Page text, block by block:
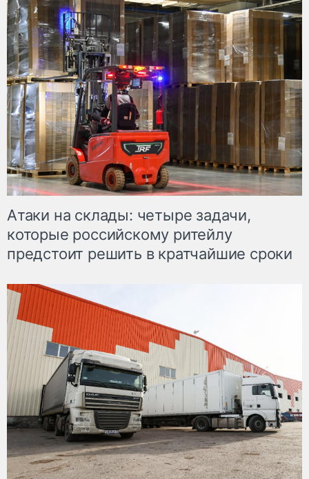
Атаки на склады: четыре задачи,
которые российскому ритейлу
предстоит решить в кратчайшие сроки